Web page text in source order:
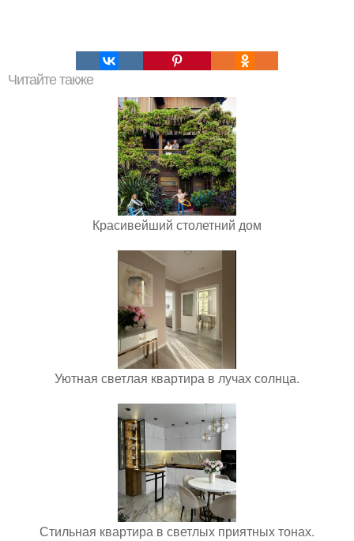
Читайте также
Красивейший столетний дом
Уютная светлая квартира в лучах солнца.
Стильная квартира в светлых приятных тонах.